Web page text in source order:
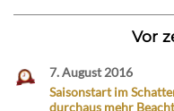
Vor
7. August 2016
Saisonstart im
durchaus mehr